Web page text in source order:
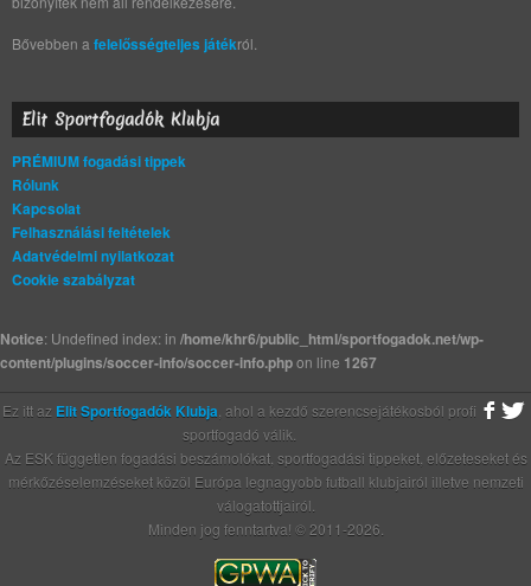
Bővebben a felelősségteljes játékról.
Elit Sportfogadók Klubja
PRÉMIUM fogadási tippek
Rólunk
Kapcsolat
Felhasználási feltételek
Adatvédelmi nyilatkozat
Cookie szabályzat
Notice: Undefined index: in /home/khr6/public_html/sportfogadok.net/wp-
content/plugins/soccer-info/soccer-info.phpon line 1267
Ez itt az Elit Sportfogadók Klubja , ahol a kezdő szerencsejátékosból profi
sportfogadó válik.
Az ESK független fogadási beszámolókat, sportfogadási tippeket, előzeteseket és
mérkőzéselemzéseket közöl Európa legnagyobb futball klubjairól illetve nemzeti
válogatottjairól.
Minden jog fenntartva! © 2011-2026.